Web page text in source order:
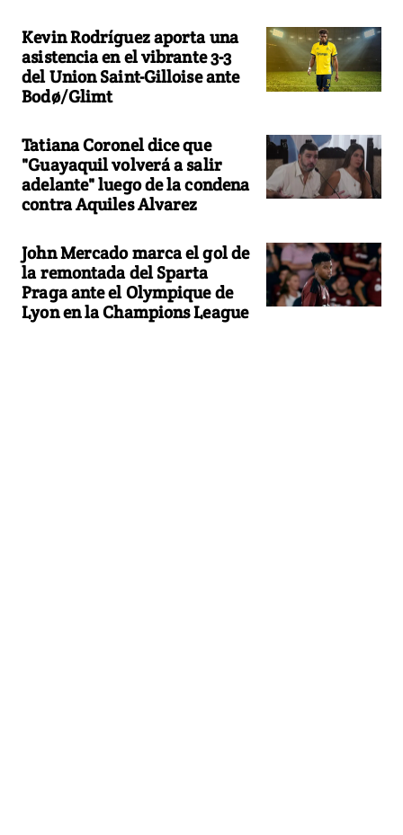
Kevin Rodríguez aporta una
asistencia en el vibrante 3-3
del Union Saint-Gilloise ante
Bodø/Glimt
Tatiana Coronel dice que
"Guayaquil volverá a salir
adelante" luego de la condena
contra Aquiles Alvarez
John Mercado marca el gol de
la remontada del Sparta
Praga ante el Olympique de
Lyon en la Champions League